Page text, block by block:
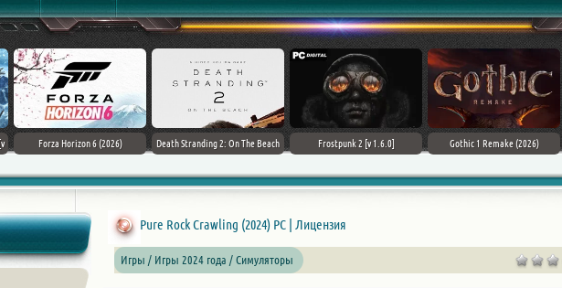
Forza Horizon 6 (2026) Death Stranding 2: On The Beach Frostpunk 2 [v 1.6.0] Gothic 1 Remake (2026)
Pure Rock Crawling (2024) PC | Лицензия
Игры / Игры 2024 года / Симуляторы